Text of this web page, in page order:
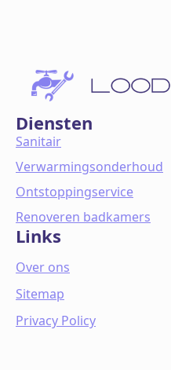
Diensten
Sanitair
Verwarmingsonderhoud
Ontstoppingservice
Renoveren badkamers
Links
Over ons
Sitemap
Privacy Policy